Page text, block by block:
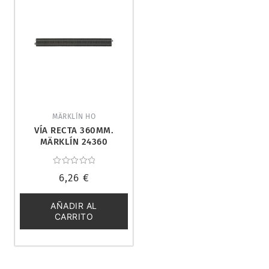
MÄRKLÍN HO
VÍA RECTA 360MM.
MÄRKLÍN 24360
con
de
5
6,26 €
AÑADIR AL
CARRITO